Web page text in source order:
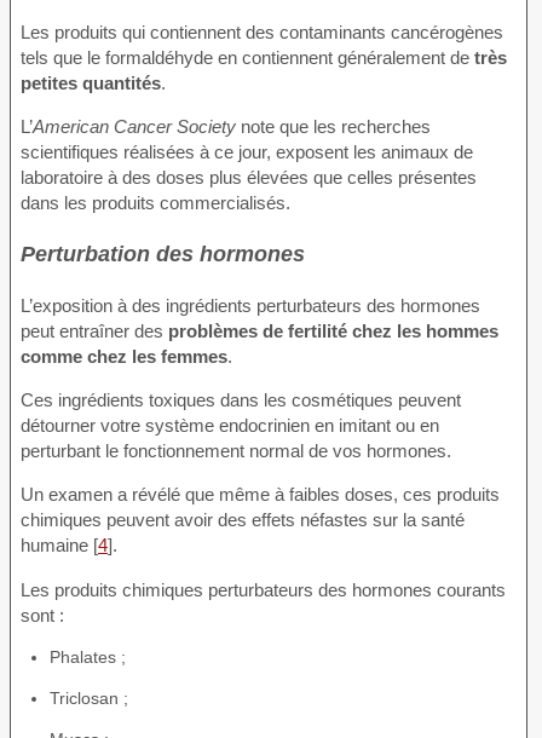
Les produits qui contiennent des contaminants cancérogènes
tels que le formaldéhyde en contiennent généralement de très
petites quantités.
L’American Cancer Society note que les recherches
scientifiques réalisées à ce jour, exposent les animaux de
laboratoire à des doses plus élevées que celles présentes
dans les produits commercialisés.
Perturbation des hormones
L’exposition à des ingrédients perturbateurs des hormones
peut entraîner des problèmes de fertilité chez les hommes
comme chez les femmes.
Ces ingrédients toxiques dans les cosmétiques peuvent
détourner votre système endocrinien en imitant ou en
perturbant le fonctionnement normal de vos hormones.
Un examen a révélé que même à faibles doses, ces produits
chimiques peuvent avoir des effets néfastes sur la santé
humaine [4].
Les produits chimiques perturbateurs des hormones courants
sont :
Phalates ;
Triclosan ;